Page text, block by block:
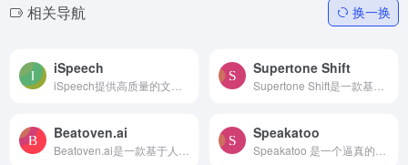
相关导航 换一换
iSpeech Supertone Shift
Beatoven.ai Speakatoo